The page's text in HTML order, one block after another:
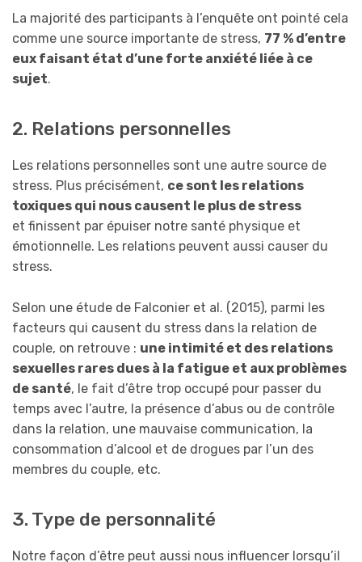
La majorité des participants à l’enquête ont pointé cela
comme une source importante de stress, 77 % d’entre
eux faisant état d’une forte anxiété liée à ce
sujet.
2. Relations personnelles
Les relations personnelles sont une autre source de
stress. Plus précisément, ce sont les relations
toxiques qui nous causent le plus de stress
et finissent par épuiser notre santé physique et
émotionnelle. Les relations peuvent aussi causer du
stress.
Selon une étude de Falconier et al. (2015), parmi les
facteurs qui causent du stress dans la relation de
couple, on retrouve : une intimité et des relations
sexuelles rares dues à la fatigue et aux problèmes
de santé, le fait d’être trop occupé pour passer du
temps avec l’autre, la présence d’abus ou de contrôle
dans la relation, une mauvaise communication, la
consommation d’alcool et de drogues par l’un des
membres du couple, etc.
3. Type de personnalité
Notre façon d’être peut aussi nous influencer lorsqu’il